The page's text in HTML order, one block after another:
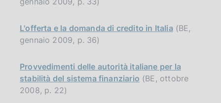
L'offerta e la domanda di credito in Italia (BE,
gennaio 2009, p. 36)
Provvedimenti delle autorità italiane per la
stabilità del sistema finanziario (BE, ottobre
2008, p. 22)